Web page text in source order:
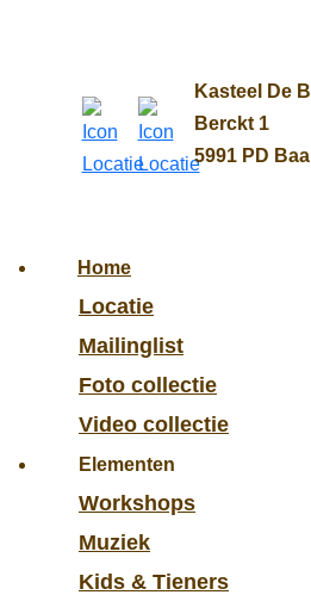
Kasteel De
Berckt 1
5991 PD
Home
Locatie
Mailinglist
Foto collectie
Video collectie
Elementen
Workshops
Muziek
Kids & Tieners